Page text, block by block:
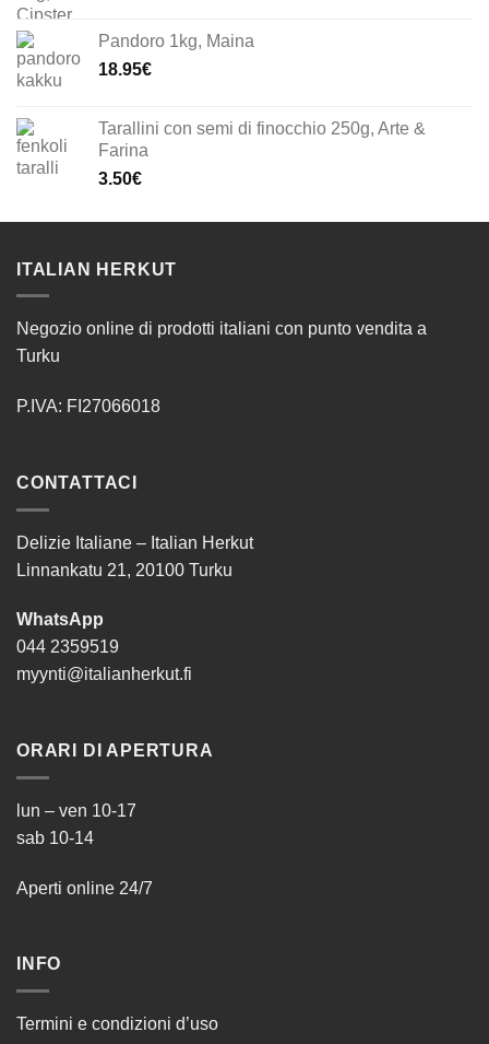
Pandoro 1kg, Maina
18.95€
Tarallini con semi di finocchio 250g, Arte &
Farina
3.50€
ITALIAN HERKUT
Negozio online di prodotti italiani con punto vendita a
Turku
P.IVA: FI27066018
CONTATTACI
Delizie Italiane – Italian Herkut
Linnankatu 21, 20100 Turku
WhatsApp
044 2359519
myynti@italianherkut.fi
ORARI DI APERTURA
lun – ven 10-17
sab 10-14
Aperti online 24/7
INFO
Termini e condizioni d’uso